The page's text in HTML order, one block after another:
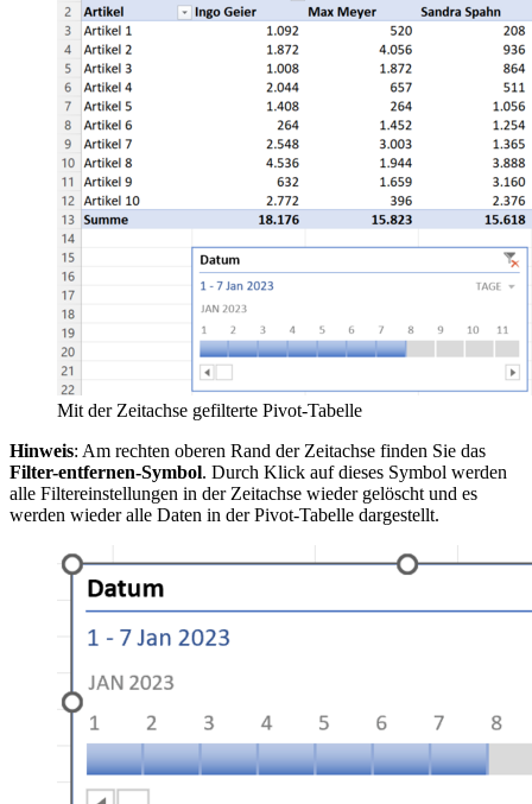
Mit der Zeitachse gefilterte Pivot-Tabelle
Hinweis: Am rechten oberen Rand der Zeitachse finden Sie das
Filter-entfernen-Symbol. Durch Klick auf dieses Symbol werden
alle Filtereinstellungen in der Zeitachse wieder gelöscht und es
werden wieder alle Daten in der Pivot-Tabelle dargestellt.